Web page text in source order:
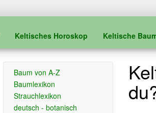
Keltisches Horoskop Keltische
Baum von A-Z
Baumlexikon
Strauchlexikon
deutsch - botanisch